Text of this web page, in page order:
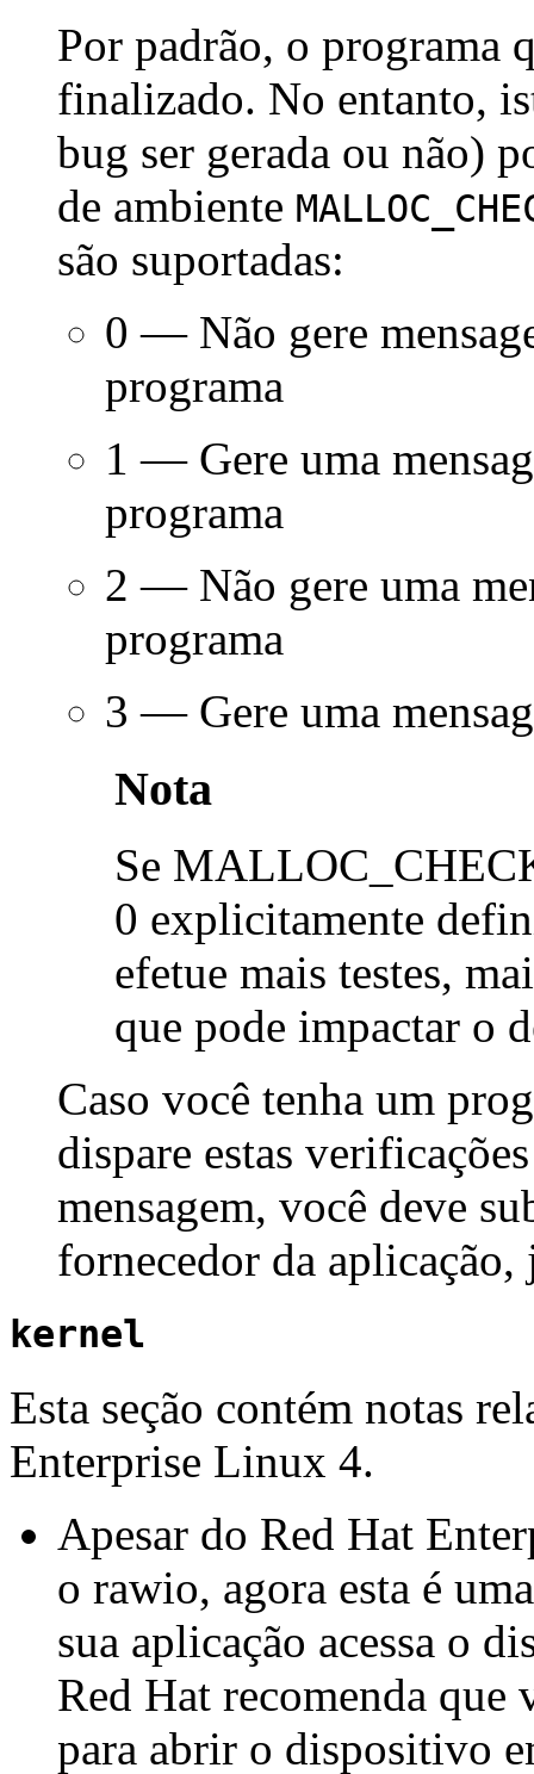
Por padrão, o programa
finalizado. No entanto,
bug ser gerada ou não)
de ambiente
são suportadas:
0 — Não gere
programa
1 — Gere uma
programa
2 — Não gere uma
programa
3 — Gere uma
Nota
Se
0 explicitamente
efetue mais testes,
que pode impactar o
Caso você tenha um
dispare estas
mensagem, você deve
fornecedor da
kernel
Esta seção contém notas
Enterprise Linux 4.
Apesar do Red Hat
o rawio, agora esta é
sua aplicação acessa o
Red Hat recomenda que
para abrir o dispositivo